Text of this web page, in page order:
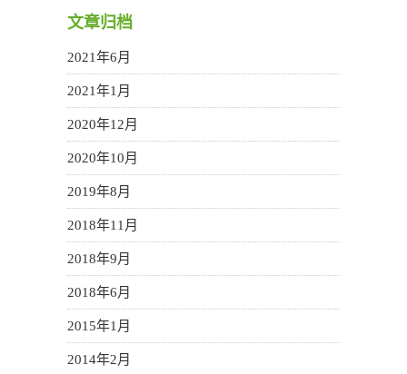
文章归档
2021年6月
2021年1月
2020年12月
2020年10月
2019年8月
2018年11月
2018年9月
2018年6月
2015年1月
2014年2月